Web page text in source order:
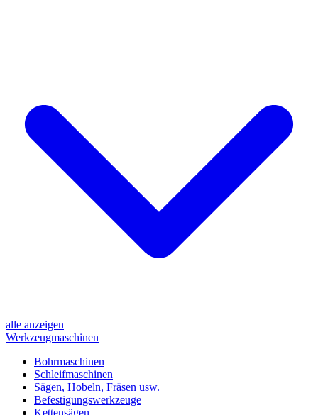
alle anzeigen
Werkzeugmaschinen
Bohrmaschinen
Schleifmaschinen
Sägen, Hobeln, Fräsen usw.
Befestigungswerkzeuge
Kettensägen